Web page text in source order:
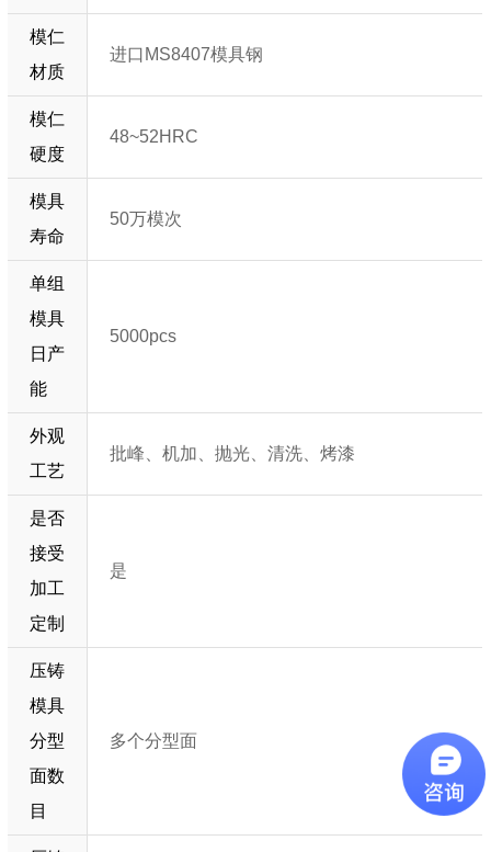
模仁
材质
进口MS8407模具钢
模仁
硬度
48~52HRC
模具
寿命
50万模次
单组
模具
日产
能
5000pcs
外观
工艺
批峰、机加、抛光、清洗、烤漆
是否
接受
加工
定制
是
压铸
模具
分型
面数
目
多个分型面